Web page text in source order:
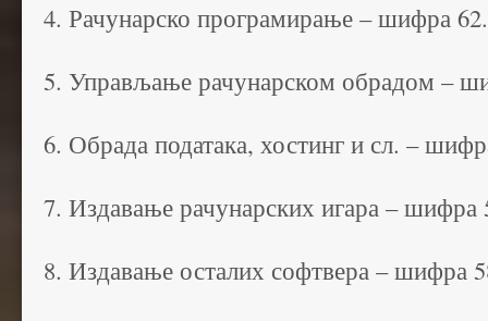
4. Рачунарско програмирање – шифра
5. Управљање рачунарском обрадом –
6. Обрада података, хостинг и сл. –
7. Издавање рачунарских игара – шифра
8. Издавање осталих софтвера – шифра